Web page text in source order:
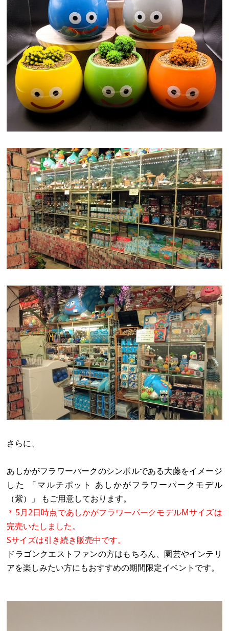
さらに、
あしかがフラワーパークのシンボルである大藤をイメージ
した 「マルチポット あしかがフラワーパークモデル
（紫）」 もご用意しております。
＊ 5月2日時点であしかがフラワーパークモデルMサイズは
完売いたしました。
Sサイズは引き続き販売中です。
ドラゴンクエストファンの方はもちろん、園芸やインテリ
アを楽しみたい方にもおすすめの期間限定イベントです。